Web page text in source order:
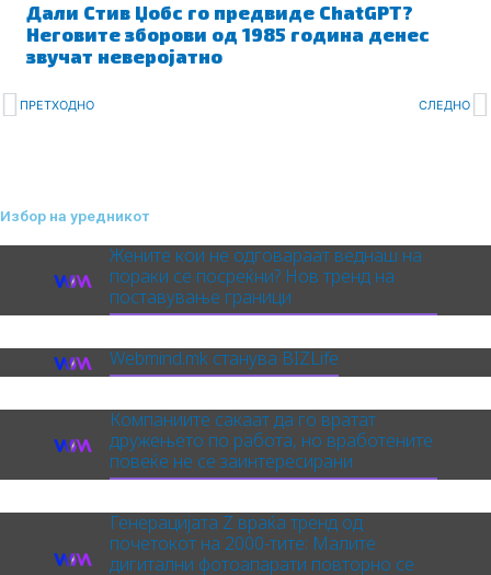
Дали Стив Џобс го предвиде ChatGPT?
Неговите зборови од 1985 година денес
звучат неверојатно
Prev
ПРЕТХОДНО СЛЕДНО
Избор на уредникот
Жените кои не одговараат веднаш на
пораки се посреќни? Нов тренд на
поставување граници
Webmind.mk станува BIZLife
Компаниите сакаат да го вратат
дружењето по работа, но вработените
повеќе не се заинтересирани
Генерацијата Z враќа тренд од
почетокот на 2000-тите: Малите
дигитални фотоапарати повторно се